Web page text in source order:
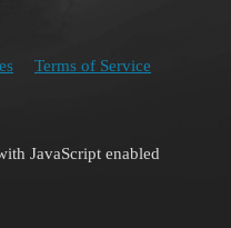
Terms of Service
JavaScript enabled